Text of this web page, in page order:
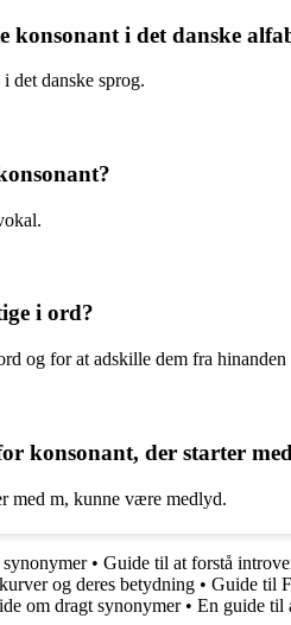
konsonant i det danske
det danske sprog.
i ord?
og for at adskille dem fra hinanden
konsonant, der starter
med m, kunne være medlyd.
synonymer• Guide til at forstå
og deres betydning • Guide til
om dragt synonymer• En guide til